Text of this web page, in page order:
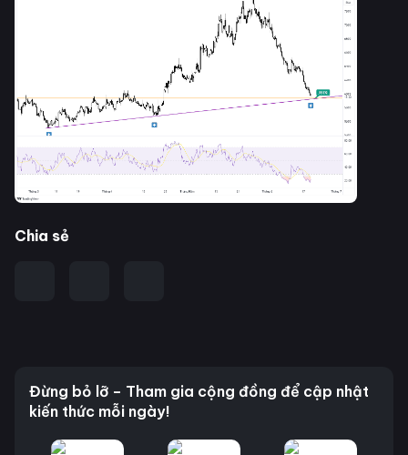
Chia sẻ
Đừng bỏ lỡ – Tham gia cộng đồng để cập nhật
kiến thức mỗi ngày!